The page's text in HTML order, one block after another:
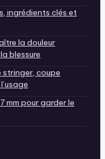
ingrédients clés et
la douleur
blessure
stringer, coupe
mm pour garder le